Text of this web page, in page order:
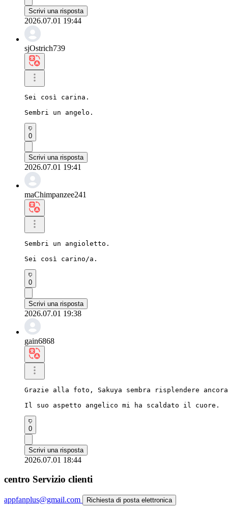
Scrivi una risposta
2026.07.01 19:44
sjOstrich739
Sei così carina.
Sembri un angelo.
0
Scrivi una risposta
2026.07.01 19:41
maChimpanzee241
Sembri un angioletto.
Sei così carino/a.
0
Scrivi una risposta
2026.07.01 19:38
gain6868
Grazie alla foto, Sakuya sembra risplendere
Il suo aspetto angelico mi ha scaldato il cuore.
0
Scrivi una risposta
2026.07.01 18:44
centro Servizio clienti
appfanplus@gmail.com Richiesta di posta elettronica